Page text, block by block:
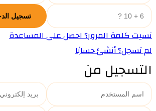
نسيت كلمة المرور؟ احصل على المساعدة
لم تسجل؟ أنشئ حسابًا
التسجيل من